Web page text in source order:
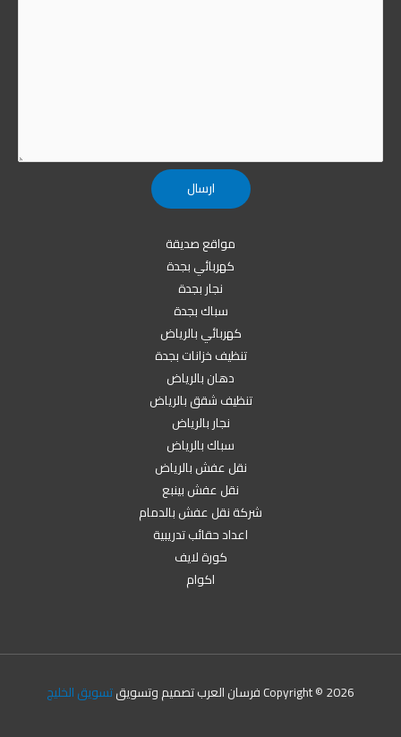
مواقع صديقة
كهربائي بجدة
نجار بجدة
سباك بجدة
كهربائي بالرياض
تنظيف خزانات بجدة
دهان بالرياض
تنظيف شقق بالرياض
نجار بالرياض
سباك بالرياض
نقل عفش بالرياض
نقل عفش بينبع
شركة نقل عفش بالدمام
اعداد حقائب تدريبية
كورة لايف
Copyright © 2026 فرسان العرب تصميم وتسويق تسويق الخليج